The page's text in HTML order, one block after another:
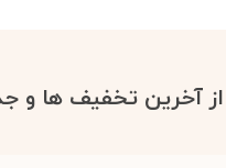
از آخرین تخفیف ها و